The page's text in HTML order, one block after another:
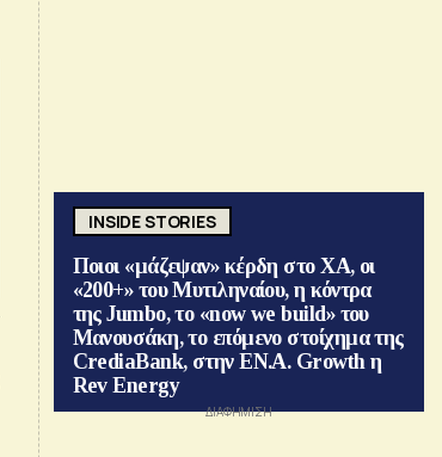
INSIDE STORIES
Ποιοι «μάζεψαν» κέρδη στο ΧΑ, οι
«200+» του Μυτιληναίου, η κόντρα
της Jumbo, το «now we build» του
Μανουσάκη, το επόμενο στοίχημα της
CrediaBank, στην ΕΝ.Α. Growth η
Rev Energy